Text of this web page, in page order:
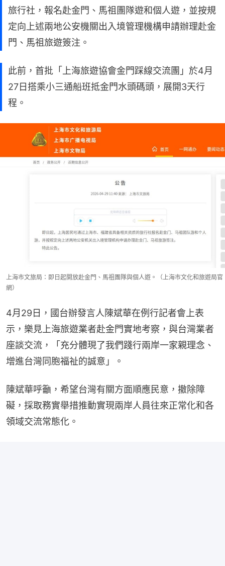
旅行社，報名赴金門、馬祖團隊遊和個人遊，並按規
定向上述兩地公安機關出入境管理機構申請辦理赴金
門、馬祖旅遊簽注。
此前，首批「上海旅遊協會金門踩線交流團」於4月
27日搭乘小三通船班抵金門水頭碼頭，展開3天行
程。
上海市文旅局：即日起開放赴金門、馬祖團隊與個人遊。（上海市文化和旅遊局官
網）
4月29日，國台辦發言人陳斌華在例行記者會上表
示，樂見上海旅遊業者赴金門實地考察，與台灣業者
座談交流，「充分體現了我們踐行兩岸一家親理念、
增進台灣同胞福祉的誠意」。
陳斌華呼籲，希望台灣有關方面順應民意，撤除障
礙，採取務實舉措推動實現兩岸人員往來正常化和各
領域交流常態化。